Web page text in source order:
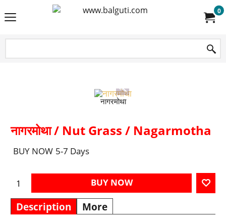
0
नागरमोथा
नागरमोथा / Nut Grass / Nagarmotha
BUY NOW 5-7 Days
BUY NOW
Description More